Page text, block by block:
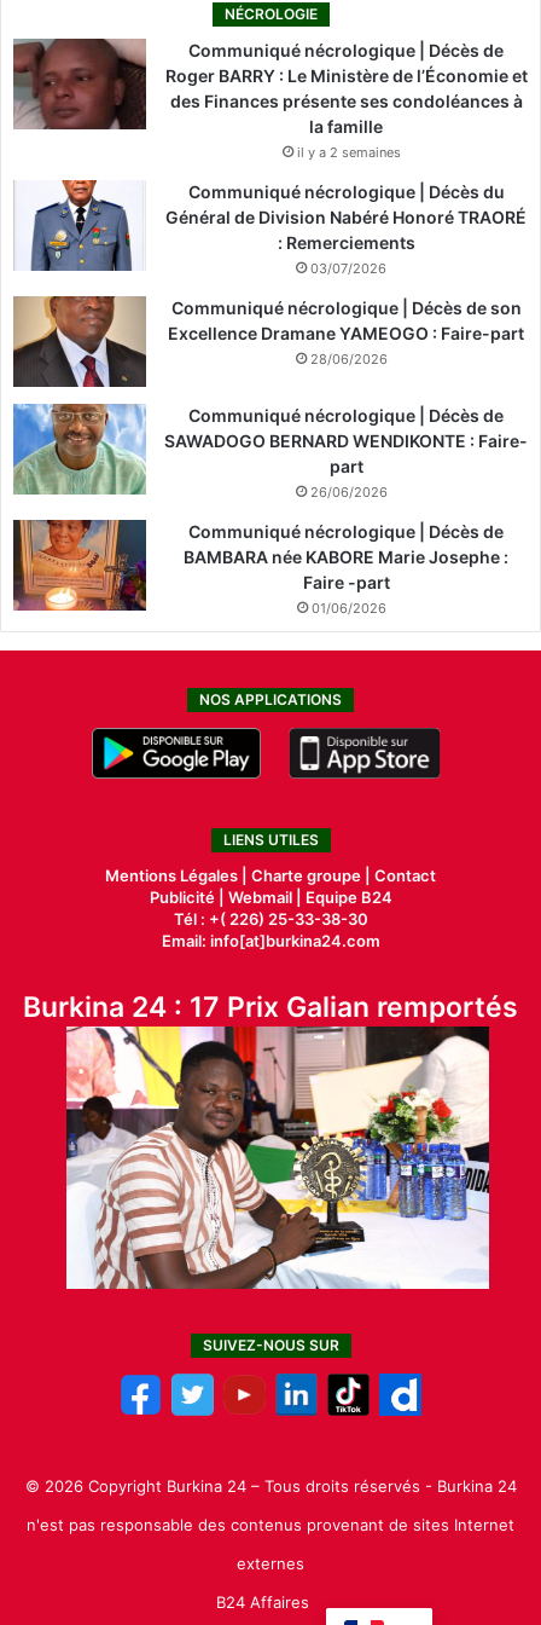
NÉCROLOGIE
Communiqué nécrologique | Décès de
Roger BARRY : Le Ministère de l’Économie et
des Finances présente ses condoléances à
la famille
il y a 2 semaines
Communiqué nécrologique | Décès du
Général de Division Nabéré Honoré TRAORÉ
: Remerciements
03/07/2026
Communiqué nécrologique | Décès de son
Excellence Dramane YAMEOGO : Faire-part
28/06/2026
Communiqué nécrologique | Décès de
SAWADOGO BERNARD WENDIKONTE : Faire-
part
26/06/2026
Communiqué nécrologique | Décès de
BAMBARA née KABORE Marie Josephe :
Faire -part
01/06/2026
NOS APPLICATIONS
LIENS UTILES
Mentions Légales | Charte groupe | Contact
Publicité| Webmail |
Equipe B24
Tél : +( 226) 25-33-38-30
Email: info[at]burkina24.com
Burkina 24 : 17 Prix Galian remportés
SUIVEZ-NOUS SUR
© 2026 Copyright Burkina 24 – Tous droits réservés - Burkina 24
n'est pas responsable des contenus provenant de sites Internet
externes
B24 Affaires